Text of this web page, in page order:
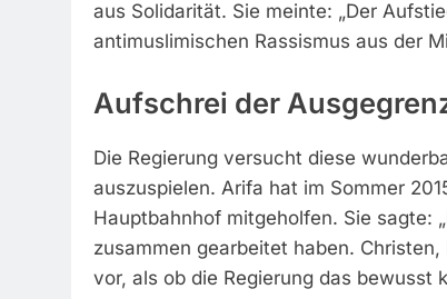
aus Solidarität. Sie meinte: „Der
antimuslimischen Rassismus aus der
Aufschrei der
Die Regierung versucht diese
auszuspielen. Arifa hat im Sommer
Hauptbahnhof mitgeholfen. Sie sagte:
zusammen gearbeitet haben.
vor, als ob die Regierung das bewusst